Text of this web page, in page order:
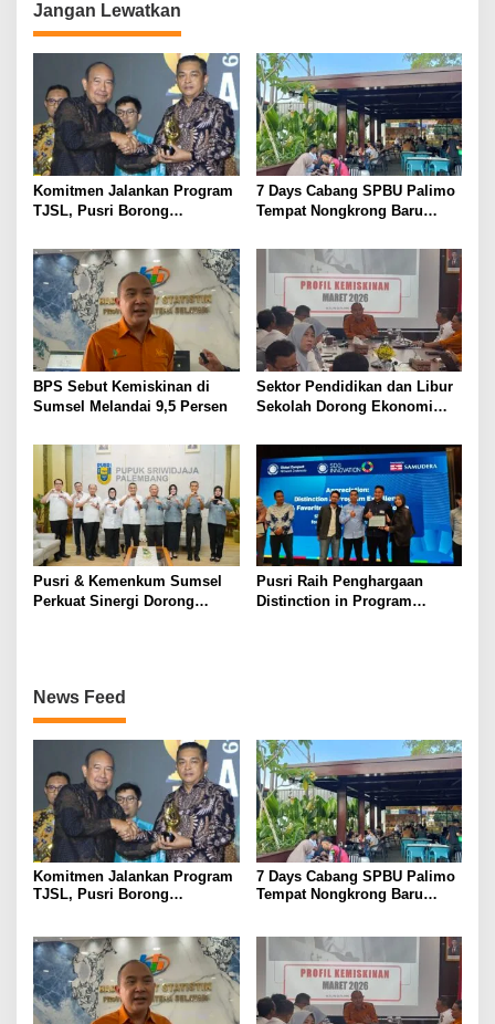
s
i
p
o
s
Jangan Lewatkan
Komitmen Jalankan Program
TJSL, Pusri Borong
Predikat Gold
7 Days Cabang SPBU Palimo
Tempat Nongkrong Baru
BPS Sebut Kemiskinan di
Sumsel Melandai 9,5 Persen
Sektor Pendidikan dan Libur
Sekolah Dorong Ekonomi
di Triwulan II 2026
Pusri & Kemenkum Sumsel
Perkuat Sinergi Dorong
Pusri Raih Penghargaan
Distinction in Program
News Feed
Komitmen Jalankan Program
TJSL, Pusri Borong
7 Days Cabang SPBU Palimo
Tempat Nongkrong Baru